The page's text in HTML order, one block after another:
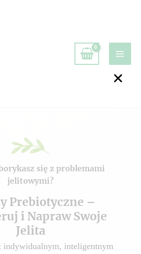
się z problemami
jelitowymi?
Prebiotyczne –
i Napraw Swoje
Jelita
indywidualnym, inteligentnym